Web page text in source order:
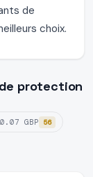
de
choix.
protection
0.07 GBP 56